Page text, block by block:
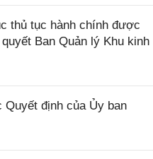
thủ tục hành chính được
Ban Quản lý Khu kinh
Quyết định của Ủy ban